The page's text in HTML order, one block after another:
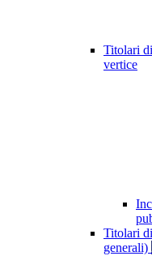
Titolari
vertice
Titolari
generali)